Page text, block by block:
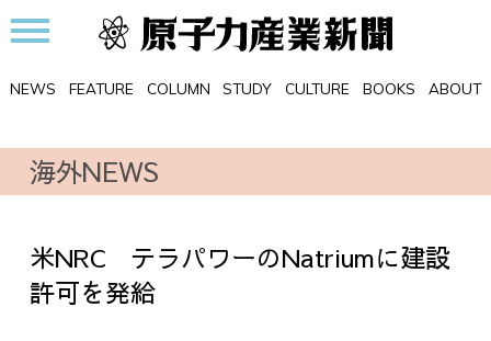
NEWS FEATURE COLUMN STUDY CULTURE BOOKS ABOUT
海外NEWS
米NRC テラパワーのNatriumに建設
許可を発給